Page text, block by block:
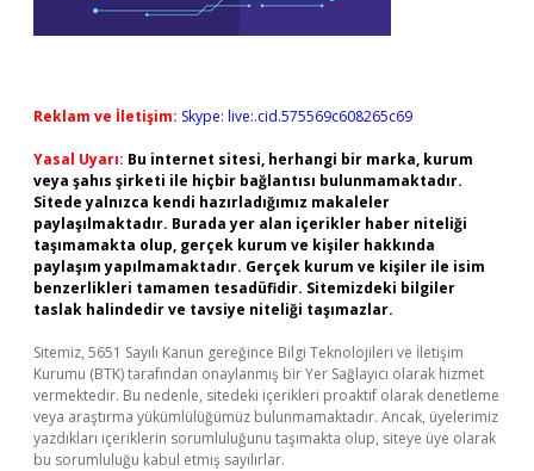
Reklam ve İletişim: Skype: live:.cid.575569c608265c69
Yasal Uyarı: Bu internet sitesi, herhangi bir marka, kurum
veya şahıs şirketi ile hiçbir bağlantısı bulunmamaktadır.
Sitede yalnızca kendi hazırladığımız makaleler
paylaşılmaktadır. Burada yer alan içerikler haber niteliği
taşımamakta olup, gerçek kurum ve kişiler hakkında
paylaşım yapılmamaktadır. Gerçek kurum ve kişiler ile isim
benzerlikleri tamamen tesadüfidir. Sitemizdeki bilgiler
taslak halindedir ve tavsiye niteliği taşımazlar.
Sitemiz, 5651 Sayılı Kanun gereğince Bilgi Teknolojileri ve İletişim
Kurumu (BTK) tarafından onaylanmış bir Yer Sağlayıcı olarak hizmet
vermektedir. Bu nedenle, sitedeki içerikleri proaktif olarak denetleme
veya araştırma yükümlülüğümüz bulunmamaktadır. Ancak, üyelerimiz
yazdıkları içeriklerin sorumluluğunu taşımakta olup, siteye üye olarak
bu sorumluluğu kabul etmiş sayılırlar.